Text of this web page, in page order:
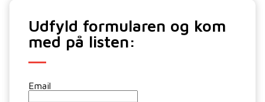
Udfyld formularen og kom
med på listen:
Email